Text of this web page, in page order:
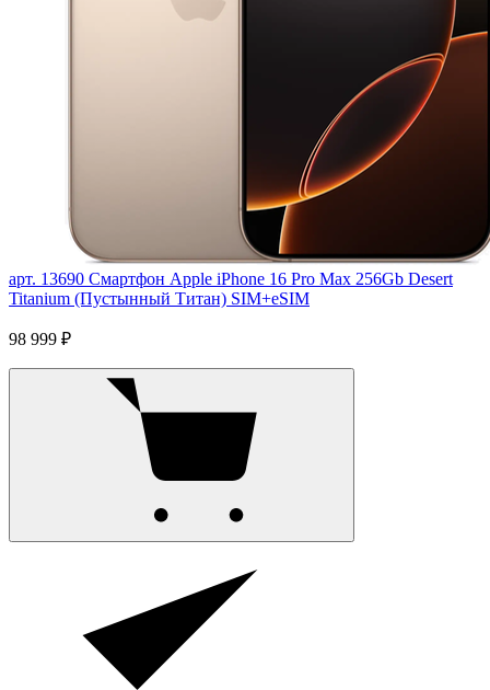
арт. 13690 Смартфон Apple iPhone 16 Pro Max 256Gb Desert
Titanium (Пустынный Титан) SIM+eSIM
98 999 ₽